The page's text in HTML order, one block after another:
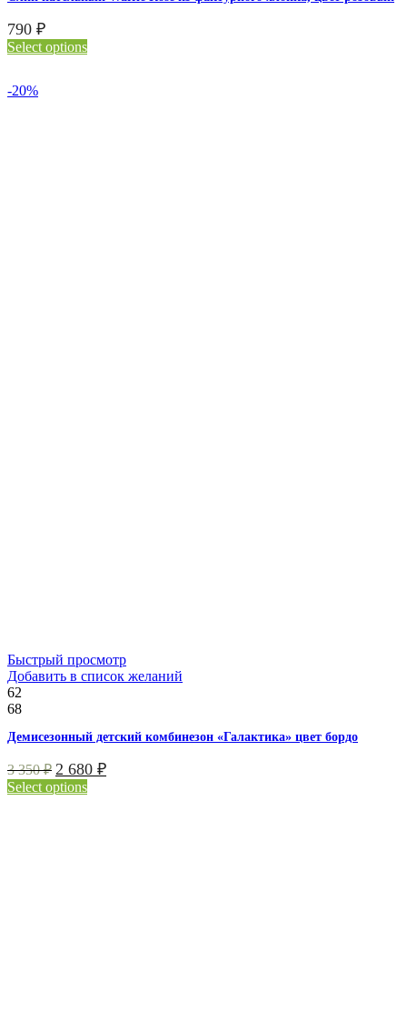
790 ₽
Select options
-20%
Быстрый просмотр
Добавить в список желаний
62
68
Демисезонный детский комбинезон «Галактика» цвет бордо
3 350₽ 2 680 ₽
Select options